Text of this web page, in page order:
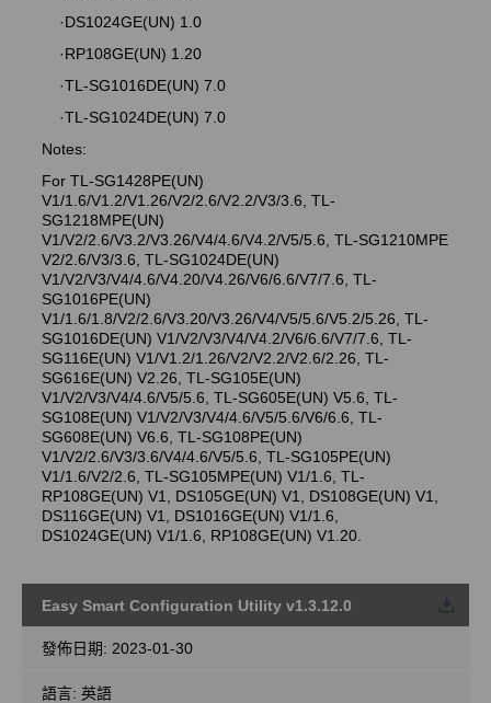
·DS1024GE(UN) 1.0
·RP108GE(UN) 1.20
·TL-SG1016DE(UN) 7.0
·TL-SG1024DE(UN) 7.0
Notes:
For TL-SG1428PE(UN)
V1/1.6/V1.2/V1.26/V2/2.6/V2.2/V3/3.6, TL-
SG1218MPE(UN)
V1/V2/2.6/V3.2/V3.26/V4/4.6/V4.2/V5/5.6, TL-SG1210MPE
V2/2.6/V3/3.6, TL-SG1024DE(UN)
V1/V2/V3/V4/4.6/V4.20/V4.26/V6/6.6/V7/7.6, TL-
SG1016PE(UN)
V1/1.6/1.8/V2/2.6/V3.20/V3.26/V4/V5/5.6/V5.2/5.26, TL-
SG1016DE(UN) V1/V2/V3/V4/V4.2/V6/6.6/V7/7.6, TL-
SG116E(UN) V1/V1.2/1.26/V2/V2.2/V2.6/2.26, TL-
SG616E(UN) V2.26, TL-SG105E(UN)
V1/V2/V3/V4/4.6/V5/5.6, TL-SG605E(UN) V5.6, TL-
SG108E(UN) V1/V2/V3/V4/4.6/V5/5.6/V6/6.6, TL-
SG608E(UN) V6.6, TL-SG108PE(UN)
V1/V2/2.6/V3/3.6/V4/4.6/V5/5.6, TL-SG105PE(UN)
V1/1.6/V2/2.6, TL-SG105MPE(UN) V1/1.6, TL-
RP108GE(UN) V1, DS105GE(UN) V1, DS108GE(UN) V1,
DS116GE(UN) V1, DS1016GE(UN) V1/1.6,
DS1024GE(UN) V1/1.6, RP108GE(UN) V1.20.
Easy Smart Configuration Utility v1.3.12.0
發佈日期: 2023-01-30
語言: 英語